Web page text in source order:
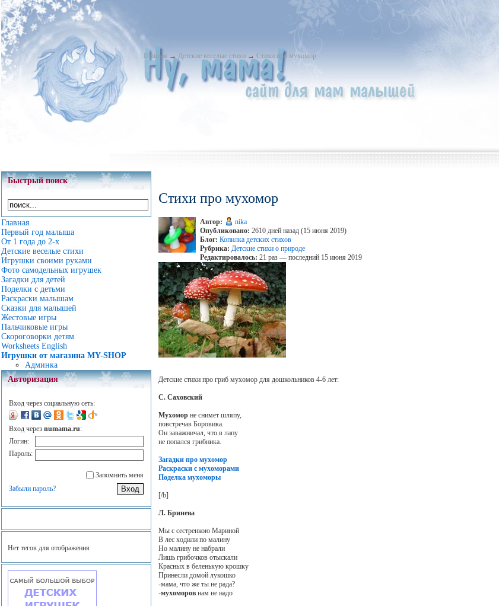
Главная → Детские веселые стихи → Стихи про мухомор
Быстрый поиск
Главная
Первый год малыша
От 1 года до 2-х
Детские веселые стихи
Игрушки своими руками
Фото самодельных игрушек
Загадки для детей
Поделки с детьми
Раскраски малышам
Сказки для малышей
Жестовые игры
Пальчиковые игры
Скороговорки детям
Worksheets English
Игрушки от магазина MY-SHOP
Админка
Авторизация
Вход через социальную сеть:
Вход через numama.ru:
Логин:
Пароль:
Запомнить меня
Забыли пароль?
Нет тегов для отображения
Стихи про мухомор
Автор:
nika
Опубликовано: 2610 дней назад (15 июня 2019)
Блог: Копилка детских стихов
Рубрика: Детские стихи о природе
Редактировалось: 21 раз — последний 15 июня 2019
Детские стихи про гриб мухомор для дошкольников 4-6 лет:
С. Саховский
Мухомор не снимет шляпу,
повстречав Боровика.
Он заважничал, что в лапу
не попался грибника.
Загадки про мухомор
Раскраски с мухоморами
Поделка мухоморы
[/b]
Л. Бринева
Мы с сестренкою Мариной
В лес ходили по малину
Но малину не набрали
Лишь грибочков отыскали
Красных в беленькую крошку
Принесли домой лукошко
-мама, что же ты не рада?
-мухоморов нам не надо